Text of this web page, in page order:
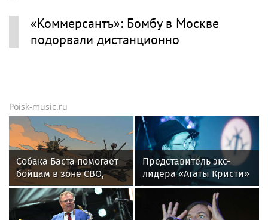
«Коммерсантъ»: Бомбу в Москве
подорвали дистанционно
Poisk-music.ru
Собака Баста помогает
бойцам в зоне СВО,
предупреждая о дронах
ВСУ
Представитель экс-
лидера «Агаты Кристи»
Глеба Самойлова
заявила о травле
артиста